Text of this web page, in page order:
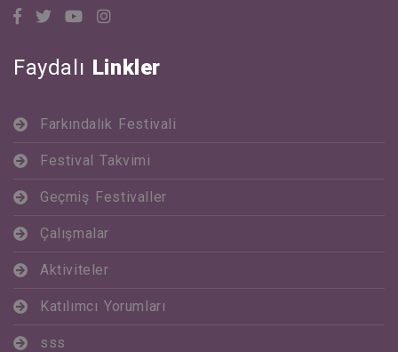
Faydalı Linkler
Farkındalık Festivali
Festival Takvimi
Geçmiş Festivaller
Çalışmalar
Aktiviteler
Katılımcı Yorumları
sss